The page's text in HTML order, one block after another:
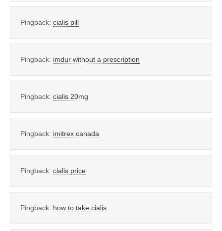
Pingback: cialis pill
Pingback: imdur without a prescription
Pingback: cialis 20mg
Pingback: imitrex canada
Pingback: cialis price
Pingback: how to take cialis